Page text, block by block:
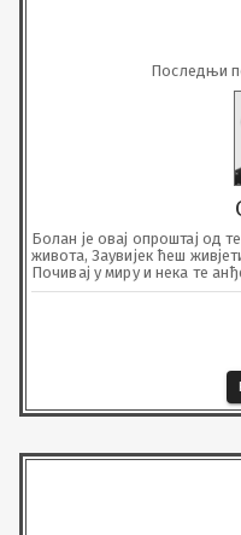
Последњи
Болан је овај опроштај од
живота, Заувијек ћеш
Почивај у миру и нека те